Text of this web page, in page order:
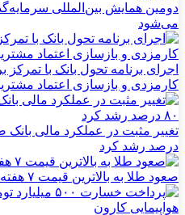
دومین همایش بین‌المللی
می‌شود
اجرای برنامه تحول بانک با تمرکز
کارمزدی و بازسازی اعتماد
درصد رشد کرد
صعود طلا به بالاترین قیمت ۷ هفته اخیر